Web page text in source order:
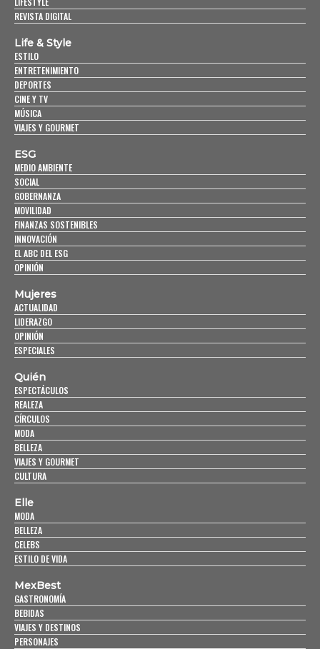
REVISTA DIGITAL
Life & Style
ESTILO
ENTRETENIMIENTO
DEPORTES
CINE Y TV
MÚSICA
VIAJES Y GOURMET
ESG
MEDIO AMBIENTE
SOCIAL
GOBERNANZA
MOVILIDAD
FINANZAS SOSTENIBLES
INNOVACIÓN
EL ABC DEL ESG
OPINIÓN
Mujeres
ACTUALIDAD
LIDERAZGO
OPINIÓN
ESPECIALES
Quién
ESPECTÁCULOS
REALEZA
CÍRCULOS
MODA
BELLEZA
VIAJES Y GOURMET
CULTURA
Elle
MODA
BELLEZA
CELEBS
ESTILO DE VIDA
MexBest
GASTRONOMÍA
BEBIDAS
VIAJES Y DESTINOS
PERSONAJES